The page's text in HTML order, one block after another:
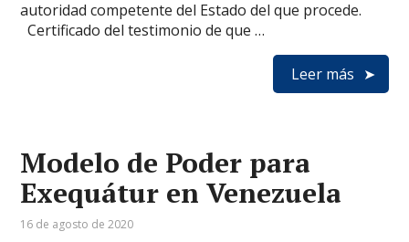
autoridad competente del Estado del que procede.
Certificado del testimonio de que …
Leer más
Modelo de Poder para
Exequátur en Venezuela
16 de agosto de 2020